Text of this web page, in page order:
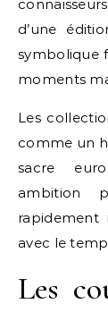
d’une
symbolique
moments
Les
comme un
sacre
ambition
avec le
Les